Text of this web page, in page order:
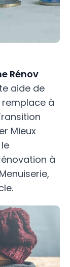
Rénov
aide de
remplace à
Mieux
à